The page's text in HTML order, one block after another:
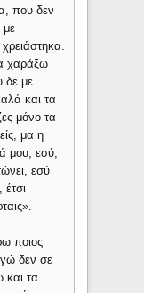
που δεν
με
χαράξω
δε με
και τα
μόνο τα
μα η
μου, εσύ,
εσύ
ποιος
δεν σε
και τα